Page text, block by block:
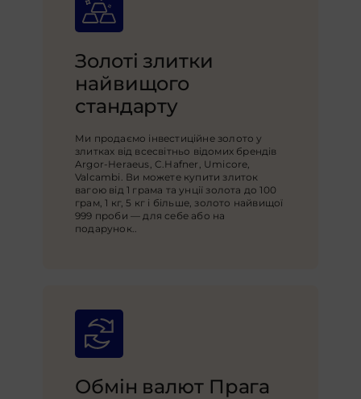
Золоті злитки
найвищого
стандарту
Ми продаємо інвестиційне золото у
злитках від всесвітньо відомих брендів
Argor-Heraeus, C.Hafner, Umicore,
Valcambi. Ви можете купити злиток
вагою від 1 грама та унції золота до 100
грам, 1 кг, 5 кг і більше, золото найвищої
999 проби — для себе або на
подарунок.
Обмін валют Прага